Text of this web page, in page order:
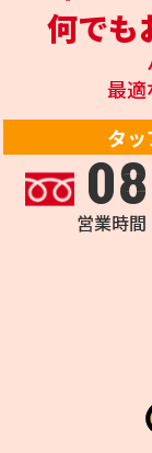
何でも
最適
タ
営業時